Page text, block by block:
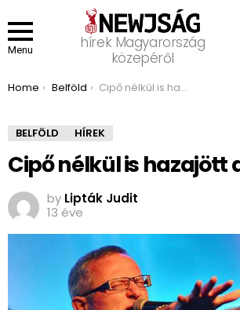
Menu
hírek Magyarország
közepéről
You are here:
Home Belföld Cipő nélkül is hazajött a Republic
BELFÖLD HÍREK
Cipő nélkül is hazajött
by Lipták Judit
13 éve